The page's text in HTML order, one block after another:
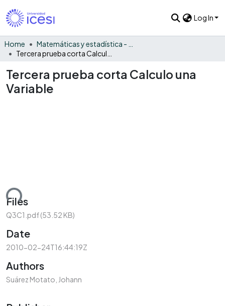
Log In
Home
Tercera prueba corta Calculo una
Variable
Files
Q3C1.pdf(53.52 KB)
Date
2010-02-24T16:44:19Z
Authors
Suárez Motato, Johann